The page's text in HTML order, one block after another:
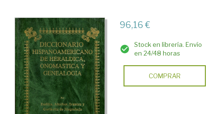
96,16 €
Stock en librería. Envío
en 24/48 horas
COMPRAR